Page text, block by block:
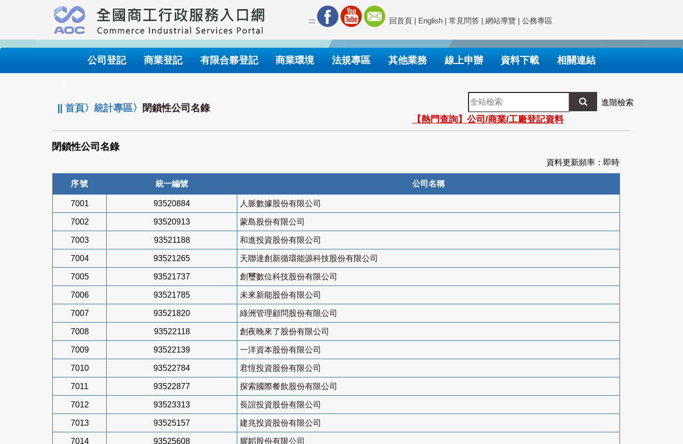
要
內
::: 回首頁 | English | 常見問答 | 網站導覽 | 公務專區
公司登記 商業登記 有限合夥登記 商業環境 法規專區 其他業務 線上申辦 資料下載 相關連結
||首頁〉統計專區〉 閉鎖性公司名錄
全
站
檢
索
進階檢索
【熱門查詢】公司/商業/工廠登記資料
閉鎖性公司名錄
資料更新頻率：即時
序號 統一編號 公司名稱
7001 93520884 人脈數據股份有限公司
7002 93520913 蒙島股份有限公司
7003 93521188 和進投資股份有限公司
7004 93521265 天聯達創新循環能源科技股份有限公司
7005 93521737 創璽數位科技股份有限公司
7006 93521785 未來新能股份有限公司
7007 93521820 綠洲管理顧問股份有限公司
7008 93522118 創夜晚來了股份有限公司
7009 93522139 一洋資本股份有限公司
7010 93522784 君恆投資股份有限公司
7011 93522877 探索國際餐飲股份有限公司
7012 93523313 長誼投資股份有限公司
7013 93525157 建兆投資股份有限公司
7014 93525608 耀韜股份有限公司